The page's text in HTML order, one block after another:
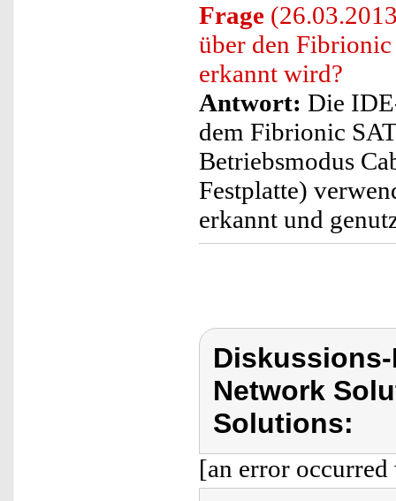
Frage
über den
erkannt wird?
Antwort: Die
dem Fibrionic
Betriebsmodus
Festplatte)
erkannt und
Network
Solutions:
[an error